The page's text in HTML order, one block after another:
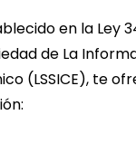
en la Ley
de La
(LSSICE), te